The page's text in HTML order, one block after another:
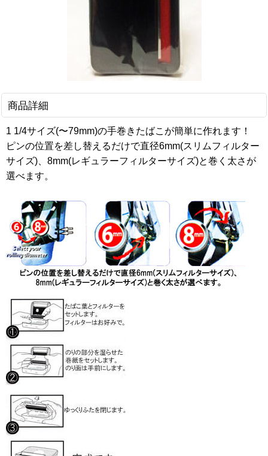
商品詳細
1 1/4サイズ(〜79mm)の手巻きたばこが簡単に作れます！
ピンの位置を差し替えるだけで直径6mm(スリムフィルター
サイズ)、8mm(レギュラーフィルターサイズ)と巻く太さが
選べます。